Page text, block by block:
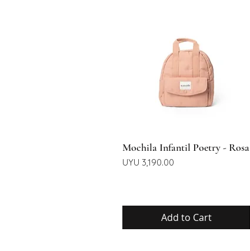
Quick View
Mochila Infantil Poetry - Rosa
Price
UYU 3,190.00
Add to Cart